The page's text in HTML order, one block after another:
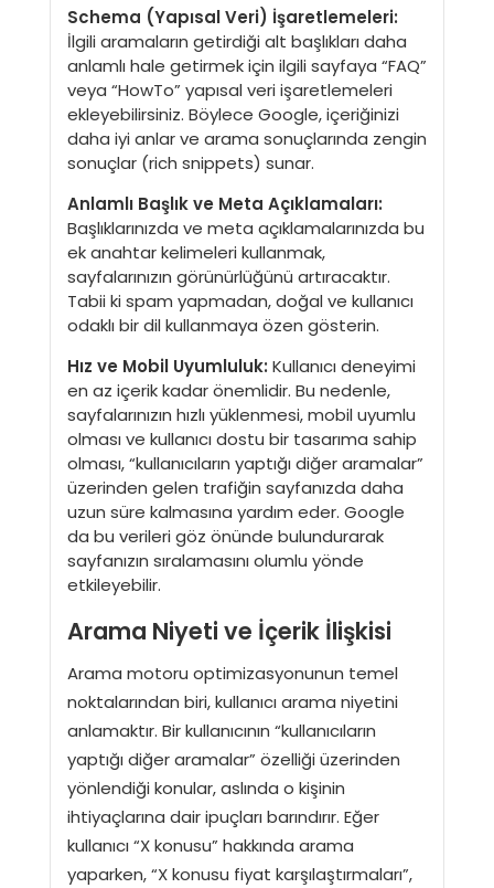
Schema (Yapısal Veri) İşaretlemeleri:
İlgili aramaların getirdiği alt başlıkları daha
anlamlı hale getirmek için ilgili sayfaya “FAQ”
veya “HowTo” yapısal veri işaretlemeleri
ekleyebilirsiniz. Böylece Google, içeriğinizi
daha iyi anlar ve arama sonuçlarında zengin
sonuçlar (rich snippets) sunar.
Anlamlı Başlık ve Meta Açıklamaları:
Başlıklarınızda ve meta açıklamalarınızda bu
ek anahtar kelimeleri kullanmak,
sayfalarınızın görünürlüğünü artıracaktır.
Tabii ki spam yapmadan, doğal ve kullanıcı
odaklı bir dil kullanmaya özen gösterin.
Hız ve Mobil Uyumluluk: Kullanıcı deneyimi
en az içerik kadar önemlidir. Bu nedenle,
sayfalarınızın hızlı yüklenmesi, mobil uyumlu
olması ve kullanıcı dostu bir tasarıma sahip
olması, “kullanıcıların yaptığı diğer aramalar”
üzerinden gelen trafiğin sayfanızda daha
uzun süre kalmasına yardım eder. Google
da bu verileri göz önünde bulundurarak
sayfanızın sıralamasını olumlu yönde
etkileyebilir.
Arama Niyeti ve İçerik İlişkisi
Arama motoru optimizasyonunun temel
noktalarından biri, kullanıcı arama niyetini
anlamaktır. Bir kullanıcının “kullanıcıların
yaptığı diğer aramalar” özelliği üzerinden
yönlendiği konular, aslında o kişinin
ihtiyaçlarına dair ipuçları barındırır. Eğer
kullanıcı “X konusu” hakkında arama
yaparken, “X konusu fiyat karşılaştırmaları”,